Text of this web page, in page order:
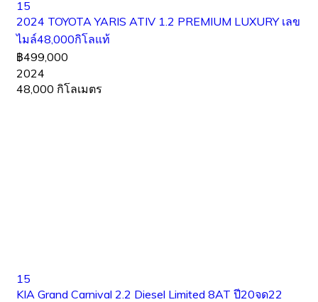
15
2024 TOYOTA YARIS ATIV 1.2 PREMIUM LUXURY เลข
ไมล์48,000กิโลแท้
฿499,000
2024
48,000 กิโลเมตร
15
KIA Grand Carnival 2.2 Diesel Limited 8AT ปี20จด22